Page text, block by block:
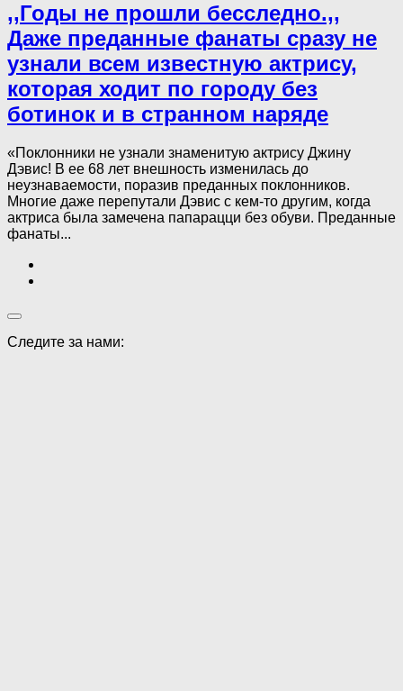
,,Годы не прошли бесследно.,,
Даже преданные фанаты сразу не
узнали всем известную актрису,
которая ходит по городу без
ботинок и в странном наряде
«Поклонники не узнали знаменитую актрису Джину
Дэвис! В ее 68 лет внешность изменилась до
неузнаваемости, поразив преданных поклонников.
Многие даже перепутали Дэвис с кем-то другим, когда
актриса была замечена папарацци без обуви. Преданные
фанаты...
Следите за нами: